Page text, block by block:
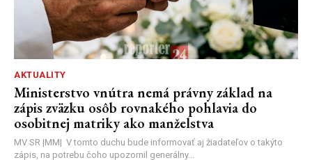
AKTUALITY
Ministerstvo vnútra nemá právny základ na
zápis zväzku osôb rovnakého pohlavia do
osobitnej matriky ako manželstva
MV SR |MM| V tomto duchu bude informovať aj žiadateľov o takýto
zápis, na potrebu čoho upozornil generálny...